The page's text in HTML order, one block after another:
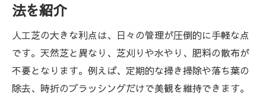
法を紹介
人工芝の大きな利点は、日々の管理が圧倒的に手軽な点
です。天然芝と異なり、芝刈りや水やり、肥料の散布が
不要となります。例えば、定期的な掃き掃除や落ち葉の
除去、時折のブラッシングだけで美観を維持できます。